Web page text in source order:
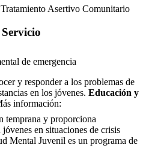
Asertivo Comunitario
de emergencia
y responder a los problemas de
en los jóvenes. Educación y
información:
temprana y proporciona
en situaciones de crisis
Mental Juvenil es un programa de